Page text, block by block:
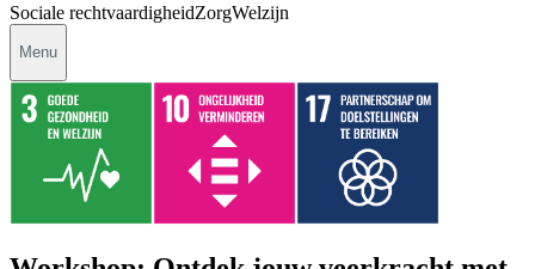
Sociale rechtvaardigheidZorgWelzijn
Menu